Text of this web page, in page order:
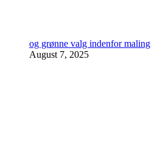
og grønne valg indenfor maling
August 7, 2025